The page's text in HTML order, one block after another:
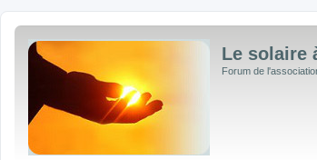
Le solaire
Forum de